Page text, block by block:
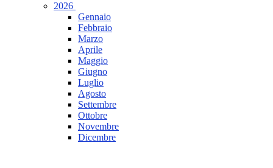
2026
Gennaio
Febbraio
Marzo
Aprile
Maggio
Giugno
Luglio
Agosto
Settembre
Ottobre
Novembre
Dicembre